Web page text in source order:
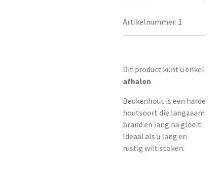
Artikelnummer: 1
Dit product kunt u enkel
afhalen
Beukenhout is een harde
houtsoort die langzaam
brand en lang na gloeit.
Ideaal als u lang en
rustig wilt stoken.